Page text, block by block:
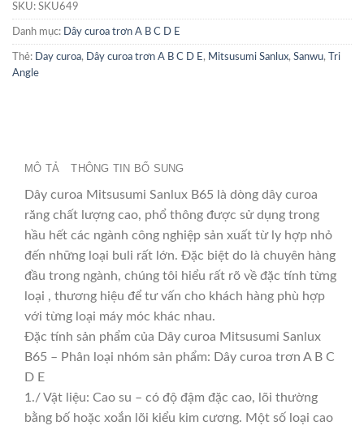
SKU: SKU649
Danh mục: Dây curoa trơn A B C D E
Thẻ: Day curoa, Dây curoa trơn A B C D E , Mitsusumi Sanlux, Sanwu,
Tri
Angle
MÔ TẢ THÔNG TIN BỔ SUNG
Dây curoa Mitsusumi Sanlux B65 là dòng dây curoa
răng chất lượng cao, phổ thông được sử dụng trong
hầu hết các ngành công nghiệp sản xuất từ ly hợp nhỏ
đến những loại buli rất lớn. Đặc biệt do là chuyên hàng
đầu trong ngành, chúng tôi hiểu rất rõ về đặc tính từng
loại , thương hiệu để tư vấn cho khách hàng phù hợp
với từng loại máy móc khác nhau.
Đặc tính sản phẩm của Dây curoa Mitsusumi Sanlux
B65 – Phân loại nhóm sản phẩm: Dây curoa trơn A B C
D E
1./ Vật liệu: Cao su – có độ đậm đặc cao, lõi thường
bằng bố hoặc xoắn lõi kiểu kim cương. Một số loại cao